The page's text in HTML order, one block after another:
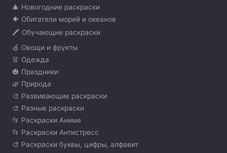
🎄 Новогодние раскраски
🐠 Обитатели морей и океанов
🖍️ Обучающие раскраски
🍏 Овощи и фрукты
👗 Одежда
🎃 Праздники
🌿 Природа
🎨 Развивающие раскраски
🎨 Разные раскраски
📂 Раскраски Аниме
📂 Раскраски Антистресс
🎨 Раскраски буквы, цифры, алфавит